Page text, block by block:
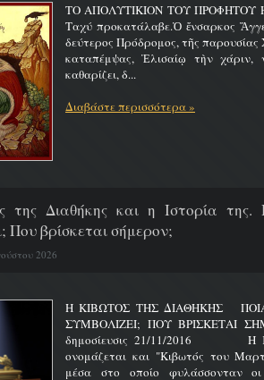
ΤΟ ΑΠΟΛΥΤΙΚΙΟΝ ΤΟΥ ΠΡΟΦΗΤΟΥ
Ταχύ προκατάλαβε.Ὁ ἔνσαρκος
δεύτερος Πρόδρομος, τῆς παρουσίας
καταπέμψας, Ἐλισαίῳ τὴν χάριν,
καθαρίζει, δ...
Διαβάστε περισσότερα »
της Διαθήκης και η Ιστορία της.
Που βρίσκεται σήμερον;
2026
Η ΚΙΒΩΤΟΣ ΤΗΣ ΔΙΑΘΗΚΗΣ
ΣΥΜΒΟΛΙΖΕΙ; ΠΟΥ
δημοσίευσις 21/11/2016 Η
ονομάζεται και "Κιβωτός του
μέσα στο οποίο φυλάσσονταν